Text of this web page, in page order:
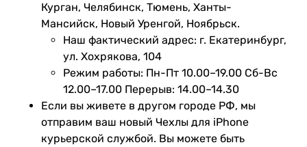
Курган, Челябинск, Тюмень, Ханты-
Мансийск, Новый Уренгой, Ноябрьск.
Наш фактический адрес: г. Екатеринбург,
ул. Хохрякова, 104
Режим работы: Пн-Пт 10.00–19.00 Сб-Вс
12.00–17.00 Перерыв: 14.00–14.30
Если вы живете в другом городе РФ, мы
отправим ваш новый Чехлы для iPhone
курьерской службой. Вы можете быть